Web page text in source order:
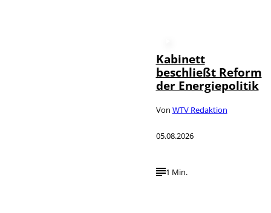
Kabinett
beschließt Reform
der Energiepolitik
Von WTV Redaktion
05.08.2026
1 Min.